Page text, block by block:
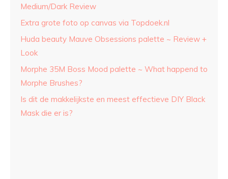
Medium/Dark Review
Extra grote foto op canvas via Topdoek.nl
Huda beauty Mauve Obsessions palette ~ Review +
Look
Morphe 35M Boss Mood palette ~ What happend to
Morphe Brushes?
Is dit de makkelijkste en meest effectieve DIY Black
Mask die er is?